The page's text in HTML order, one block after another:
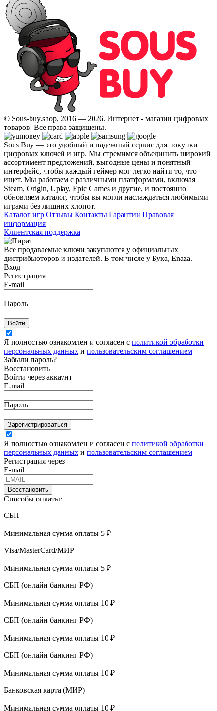
© Sous-buy.shop, 2016 — 2026. Интернет - магазин цифровых
товаров. Все права защищены.
Sous Buy — это удобный и надежный сервис для покупки
цифровых ключей и игр. Мы стремимся объединить широкий
ассортимент предложений, выгодные цены и понятный
интерфейс, чтобы каждый геймер мог легко найти то, что
ищет. Мы работаем с различными платформами, включая
Steam, Origin, Uplay, Epic Games и другие, и постоянно
обновляем каталог, чтобы вы могли наслаждаться любимыми
играми без лишних хлопот.
Каталог игр Отзывы Контакты Гарантии Правовая
информация
Клиентская поддержка
Все продаваемые ключи закупаются у официальных
дистрибьюторов и издателей. В том числе у Бука, Enaza.
Вход
Регистрация
E-mail
Пароль
Войти
Я полностью ознакомлен и согласен с политикой обработки
персональных данных и пользовательским соглашением
Забыли пароль?
Восстановить
Войти через аккаунт
E-mail
Пароль
Зарегистрироваться
Я полностью ознакомлен и согласен с политикой обработки
персональных данных и пользовательским соглашением
Регистрация через
E-mail
Восстановить
Способы оплаты:
СБП
Минимальная сумма оплаты 5 ₽
Visa/MasterCard/МИР
Минимальная сумма оплаты 5 ₽
СБП (онлайн банкинг РФ)
Минимальная сумма оплаты 10 ₽
СБП (онлайн банкинг РФ)
Минимальная сумма оплаты 10 ₽
СБП (онлайн банкинг РФ)
Минимальная сумма оплаты 10 ₽
Банковская карта (МИР)
Минимальная сумма оплаты 10 ₽